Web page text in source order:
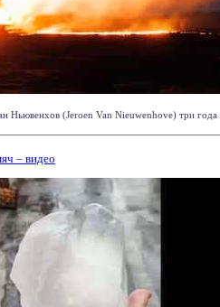
Ньювенхов (Jeroen Van Nieuwenhove) три
– видео